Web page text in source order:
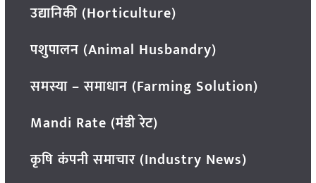
उद्यानिकी (Horticulture)
पशुपालन (Animal Husbandry)
समस्या – समाधान (Farming Solution)
Mandi Rate (मंडी रेट)
कृषि कंपनी समाचार (Industry News)